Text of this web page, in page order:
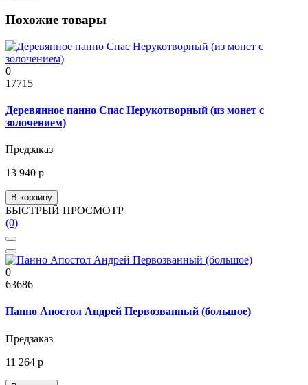
Похожие товары
0
17715
Деревянное панно Спас Нерукотворный (из монет с
золочением)
Предзаказ
13 940 р
В корзину
БЫСТРЫЙ ПРОСМОТР
(0)
0
63686
Панно Апостол Андрей Первозванный (большое)
Предзаказ
11 264 р